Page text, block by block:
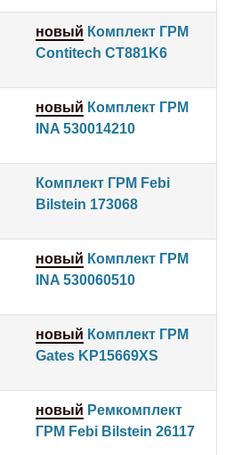
новый Комплект ГРМ
Contitech CT881K6
новый Комплект ГРМ
INA 530014210
Комплект ГРМ Febi
Bilstein 173068
новый Комплект ГРМ
INA 530060510
новый Комплект ГРМ
Gates KP15669XS
новый Ремкомплект
ГРМ Febi Bilstein 26117